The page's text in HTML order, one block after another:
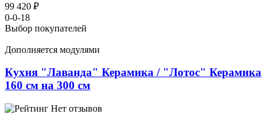
99 420 ₽
0-0-18
Выбор покупателей
Дополняется модулями
Кухня "Лаванда" Керамика / "Лотос" Керамика
160 см на 300 см
Нет отзывов